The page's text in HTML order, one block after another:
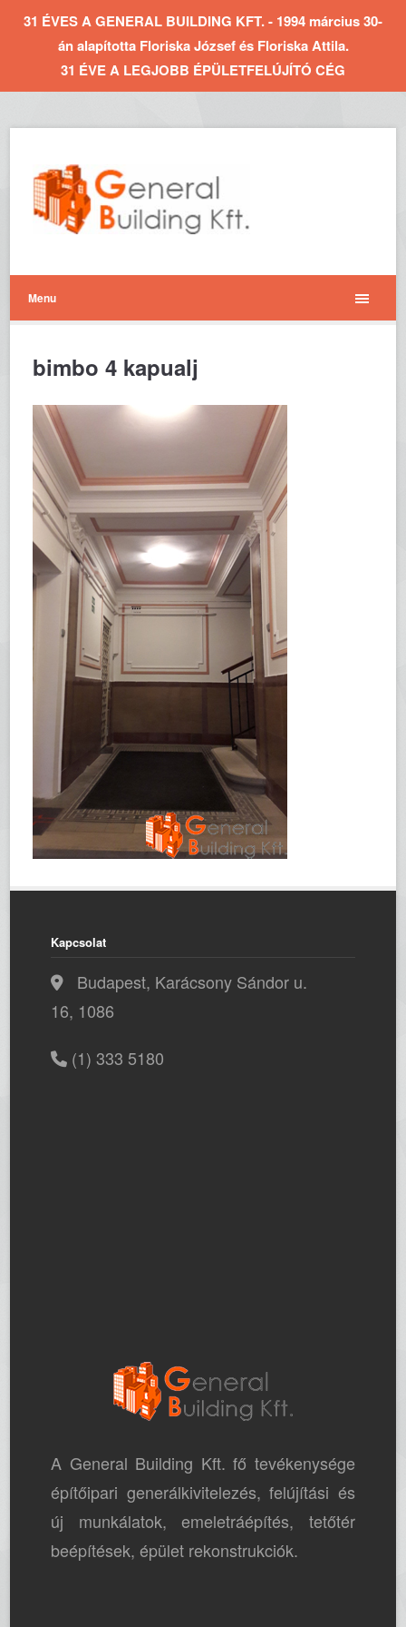
31 ÉVES A GENERAL BUILDING KFT. - 1994 március 30-
án alapította Floriska József és Floriska Attila.
31 ÉVE A LEGJOBB ÉPÜLETFELÚJÍTÓ CÉG
Menu
bimbo 4 kapualj
Kapcsolat
Budapest, Karácsony Sándor u.
16, 1086
(1) 333 5180
A General Building Kft. fő tevékenysége
építőipari generálkivitelezés, felújítási és
új munkálatok, emeletráépítés, tetőtér
beépítések, épület rekonstrukciók.